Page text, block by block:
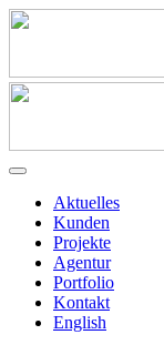
Aktuelles
Kunden
Projekte
Agentur
Portfolio
Kontakt
English